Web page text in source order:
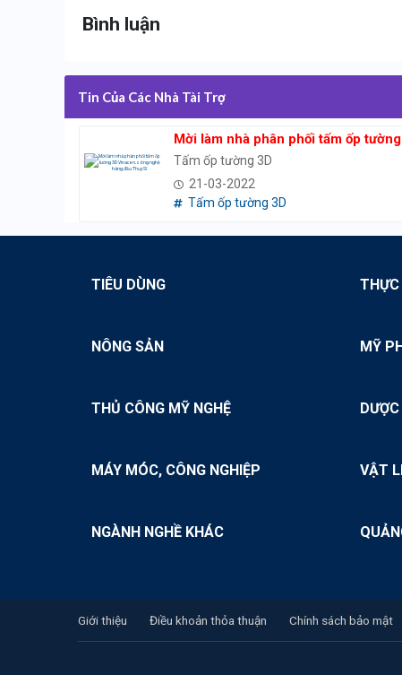
Bình luận
Tin Của Các Nhà Tài Trợ
Mời làm nhà phân phối tấm ốp
Tấm ốp tường 3D
21-03-2022
Tấm ốp tường 3D
TIÊU DÙNG
NÔNG SẢN MỸ
THỦ CÔNG MỸ NGHỆ
MÁY MÓC, CÔNG NGHIỆP VẬT
NGÀNH NGHỀ KHÁC
Giới thiệu Điều khoản thỏa thuận Chính sách bảo mật